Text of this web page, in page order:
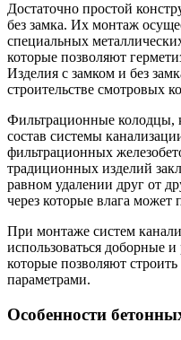
Достаточно простой
без замка. Их монтаж
специальных
которые позволяют
Изделия с замком и без
строительстве смотровых
Фильтрационные колодцы,
состав системы
фильтрационных
традиционных изделий
равном удалении друг от
через которые влага может
При монтаже систем
использоваться доборные
которые позволяют
параметрами.
Особенности